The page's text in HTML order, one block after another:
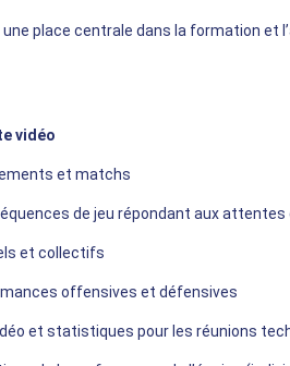
une place centrale dans la formation
vidéo
et matchs
de jeu répondant aux
et collectifs
offensives et défensives
et statistiques pour les réunions